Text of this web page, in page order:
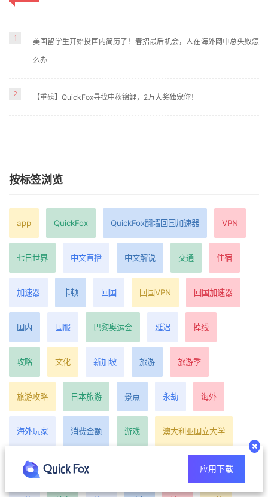
1 美国留学生开始投国内简历了！春招最后机会，人在海外网申总失败怎
么办
2 【重磅】QuickFox寻找中秋锦鲤，2万大奖独宠你！
按标签浏览
app QuickFox QuickFox翻墙回国加速器 VPN
七日世界 中文直播 中文解说 交通 住宿
加速器 卡顿 回国 回国VPN 回国加速器
国内 国服 巴黎奥运会 延迟 掉线
攻略 文化 新加坡 旅游 旅游季
旅游攻略 日本旅游 景点 永劫 海外
海外玩家 消费金额 游戏 澳大利亚国立大学
澳洲 玩国服 直播 省钱
应用下载